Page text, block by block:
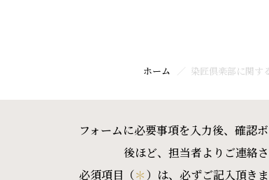
ホーム 染匠倶楽部に関す
フォームに必要事項を入力後、確認
後ほど、担当者よりご連絡さ
必須項目（＊）は、必ずご記入頂き